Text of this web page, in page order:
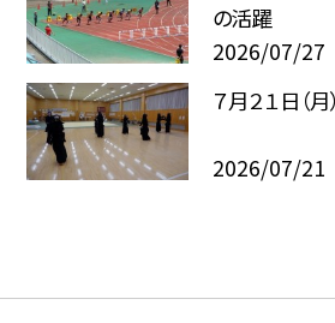
の活躍
2026/07/27
７月２１日（
2026/07/21